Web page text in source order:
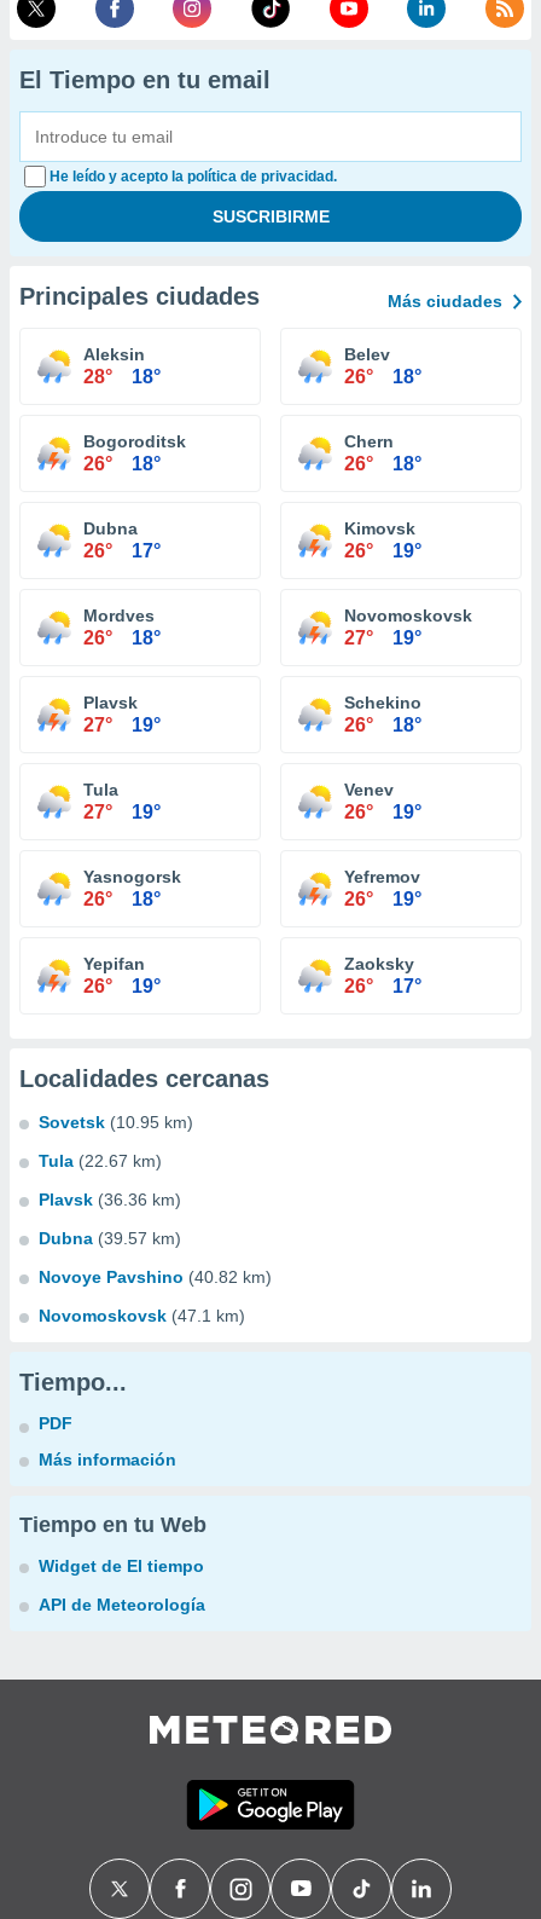
El Tiempo en tu email
He leído y acepto la política de privacidad.
Principales ciudades Más ciudades
Aleksin
28° 18°
Belev
26° 18°
Bogoroditsk
26° 18°
Chern
26° 18°
Dubna
26° 17°
Kimovsk
26° 19°
Mordves
26° 18°
Novomoskovsk
27° 19°
Plavsk
27° 19°
Schekino
26° 18°
Tula
27° 19°
Venev
26° 19°
Yasnogorsk
26° 18°
Yefremov
26° 19°
Yepifan
26° 19°
Zaoksky
26° 17°
Localidades cercanas
Sovetsk (10.95 km)
Tula (22.67 km)
Plavsk (36.36 km)
Dubna (39.57 km)
Novoye Pavshino (40.82 km)
Novomoskovsk (47.1 km)
Tiempo...
PDF
Más información
Tiempo en tu Web
Widget de El tiempo
API de Meteorología